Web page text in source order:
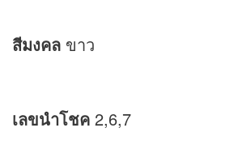
สีมงคล ขาว
เลขนำโชค 2,6,7